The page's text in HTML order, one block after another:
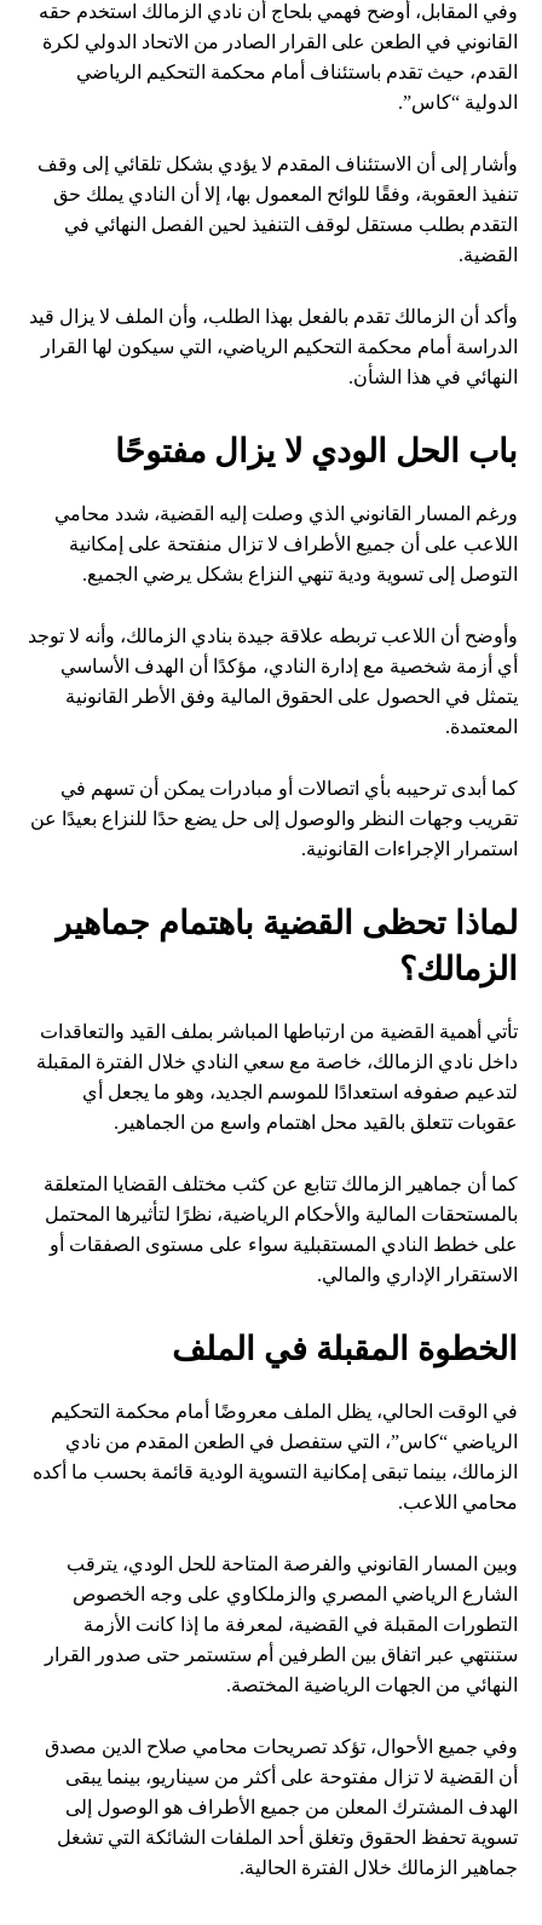
وفي المقابل، أوضح فهمي بلحاج أن نادي الزمالك استخدم حقه
القانوني في الطعن على القرار الصادر من الاتحاد الدولي لكرة
القدم، حيث تقدم باستئناف أمام محكمة التحكيم الرياضي
الدولية “كاس”.
وأشار إلى أن الاستئناف المقدم لا يؤدي بشكل تلقائي إلى وقف
تنفيذ العقوبة، وفقًا للوائح المعمول بها، إلا أن النادي يملك حق
التقدم بطلب مستقل لوقف التنفيذ لحين الفصل النهائي في
القضية.
وأكد أن الزمالك تقدم بالفعل بهذا الطلب، وأن الملف لا يزال قيد
الدراسة أمام محكمة التحكيم الرياضي، التي سيكون لها القرار
النهائي في هذا الشأن.
باب الحل الودي لا يزال مفتوحًا
ورغم المسار القانوني الذي وصلت إليه القضية، شدد محامي
اللاعب على أن جميع الأطراف لا تزال منفتحة على إمكانية
التوصل إلى تسوية ودية تنهي النزاع بشكل يرضي الجميع.
وأوضح أن اللاعب تربطه علاقة جيدة بنادي الزمالك، وأنه لا توجد
أي أزمة شخصية مع إدارة النادي، مؤكدًا أن الهدف الأساسي
يتمثل في الحصول على الحقوق المالية وفق الأطر القانونية
المعتمدة.
كما أبدى ترحيبه بأي اتصالات أو مبادرات يمكن أن تسهم في
تقريب وجهات النظر والوصول إلى حل يضع حدًا للنزاع بعيدًا عن
استمرار الإجراءات القانونية.
لماذا تحظى القضية باهتمام جماهير
الزمالك؟
تأتي أهمية القضية من ارتباطها المباشر بملف القيد والتعاقدات
داخل نادي الزمالك، خاصة مع سعي النادي خلال الفترة المقبلة
لتدعيم صفوفه استعدادًا للموسم الجديد، وهو ما يجعل أي
عقوبات تتعلق بالقيد محل اهتمام واسع من الجماهير.
كما أن جماهير الزمالك تتابع عن كثب مختلف القضايا المتعلقة
بالمستحقات المالية والأحكام الرياضية، نظرًا لتأثيرها المحتمل
على خطط النادي المستقبلية سواء على مستوى الصفقات أو
الاستقرار الإداري والمالي.
الخطوة المقبلة في الملف
في الوقت الحالي، يظل الملف معروضًا أمام محكمة التحكيم
الرياضي “كاس”، التي ستفصل في الطعن المقدم من نادي
الزمالك، بينما تبقى إمكانية التسوية الودية قائمة بحسب ما أكده
محامي اللاعب.
وبين المسار القانوني والفرصة المتاحة للحل الودي، يترقب
الشارع الرياضي المصري والزملكاوي على وجه الخصوص
التطورات المقبلة في القضية، لمعرفة ما إذا كانت الأزمة
ستنتهي عبر اتفاق بين الطرفين أم ستستمر حتى صدور القرار
النهائي من الجهات الرياضية المختصة.
وفي جميع الأحوال، تؤكد تصريحات محامي صلاح الدين مصدق
أن القضية لا تزال مفتوحة على أكثر من سيناريو، بينما يبقى
الهدف المشترك المعلن من جميع الأطراف هو الوصول إلى
تسوية تحفظ الحقوق وتغلق أحد الملفات الشائكة التي تشغل
جماهير الزمالك خلال الفترة الحالية.